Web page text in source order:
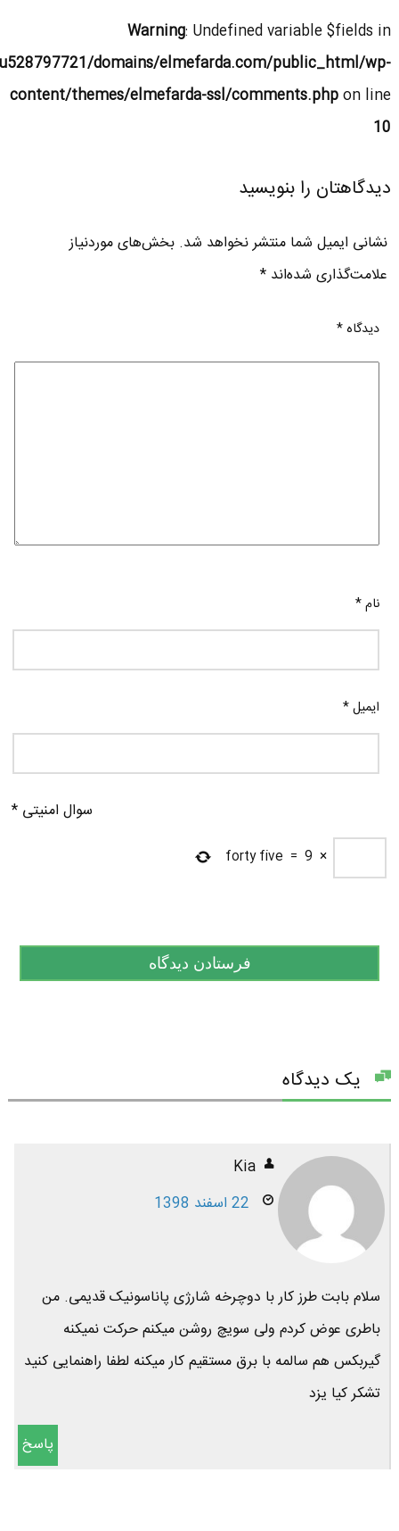
Warning: Undefined variable $fields in
domains/elmefarda.com/public_html/wp-
content/themes/elmefarda-ssl/comments.phpon line
10
دیدگاهتان را بنویسید
نشانی ایمیل شما منتشر نخواهد شد. بخش‌های موردنیاز
علامت‌گذاری شده‌اند*
دیدگاه*
نام*
ایمیل*
سوال امنیتی *
×
9
=
forty five
یک دیدگاه
Kia
22 اسفند 1398
سلام بابت طرز کار با دوچرخه شارژی پاناسونیک قدیمی. من
باطری عوض کردم ولی سویچ روشن میکنم حرکت نمیکنه
گیربکس هم سالمه با برق مستقیم کار میکنه لطفا راهنمایی کنید
تشکر کیا یزد
پاسخ